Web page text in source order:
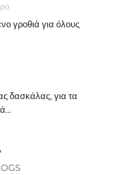
γροθιά για όλους
δασκάλας, για τα